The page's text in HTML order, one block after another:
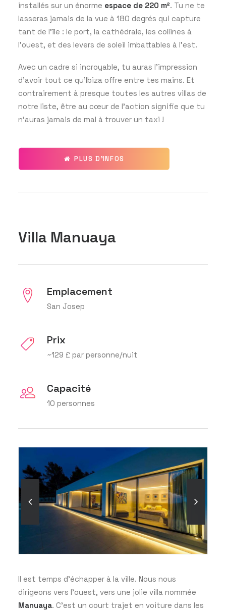
installés sur un énorme espace de 220 m². Tu ne te
lasseras jamais de la vue à 180 degrés qui capture
tant de l’île : le port, la cathédrale, les collines à
l’ouest, et des levers de soleil imbattables à l’est.
Avec un cadre si incroyable, tu auras l’impression
d’avoir tout ce qu’Ibiza offre entre tes mains. Et
contrairement à presque toutes les autres villas de
notre liste, être au cœur de l’action signifie que tu
n’auras jamais de mal à trouver un taxi !
PLUS D'INFOS
Villa Manuaya
Emplacement
San Josep
Prix
~129 £ par personne/nuit
Capacité
10 personnes
Il est temps d’échapper à la ville. Nous nous
dirigeons vers l’ouest, vers une jolie villa nommée
Manuaya. C’est un court trajet en voiture dans les